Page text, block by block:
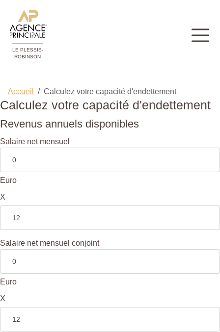
LE PLESSIS-
ROBINSON
Accueil Calculez votre capacité d'endettement
Calculez votre capacité d'endettement
Revenus annuels disponibles
Salaire net mensuel
Euro
X
Salaire net mensuel conjoint
Euro
X